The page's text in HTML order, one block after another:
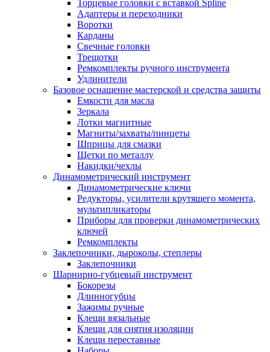
Торцевые головки с вставкой Spline
Адаптеры и переходники
Воротки
Карданы
Свечные головки
Трещотки
Ремкомплекты ручного инструмента
Удлинители
Базовое оснащение мастерской и средства защиты
Емкости для масла
Зеркала
Лотки магнитные
Магниты/захваты/пинцеты
Шприцы для смазки
Щетки по металлу
Накидки/чехлы
Динамометрический инструмент
Динамометрические ключи
Редукторы, усилители крутящего момента,
мультипликаторы
Приборы для проверки динамометрических
ключей
Ремкомплекты
Заклепочники, дыроколы, степлеры
Заклепочники
Шарнирно-губцевый инструмент
Бокорезы
Длинногубцы
Зажимы ручные
Клещи вязальные
Клещи для снятия изоляции
Клещи переставные